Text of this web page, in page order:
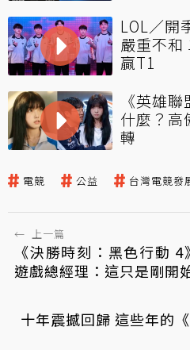
LOL／開
嚴重不和
贏T1
《英雄
什麼？高
轉
電競 公益 台灣電競發
← 上一篇
《決勝時刻：黑色行動
遊戲總經理：這只是剛開
十年震撼回歸 這些年的